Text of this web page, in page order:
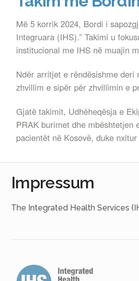
Më 5 korrik 2024, Bordi i
Integruara (IHS).” Takimi u
institucional me IHS në muajin
Ndër arritjet e rëndësishme
zhvillim e sipër për zhvillimin e
Gjatë takimit, Udhëheqësja e
PRAK burimet dhe
pacientët në Kosovë, duke
Impressum
The Integrated Health Services